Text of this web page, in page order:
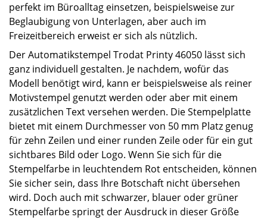
perfekt im Büroalltag einsetzen, beispielsweise zur
Beglaubigung von Unterlagen, aber auch im
Freizeitbereich erweist er sich als nützlich.
Der Automatikstempel Trodat Printy 46050 lässt sich
ganz individuell gestalten. Je nachdem, wofür das
Modell benötigt wird, kann er beispielsweise als reiner
Motivstempel genutzt werden oder aber mit einem
zusätzlichen Text versehen werden. Die Stempelplatte
bietet mit einem Durchmesser von 50 mm Platz genug
für zehn Zeilen und einer runden Zeile oder für ein gut
sichtbares Bild oder Logo. Wenn Sie sich für die
Stempelfarbe in leuchtendem Rot entscheiden, können
Sie sicher sein, dass Ihre Botschaft nicht übersehen
wird. Doch auch mit schwarzer, blauer oder grüner
Stempelfarbe springt der Ausdruck in dieser Größe